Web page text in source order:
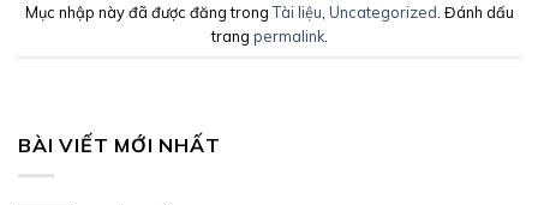
Mục nhập này đã được đăng trongTài liệu Uncategorized . Đánh dấu
trang permalink.
BÀI VIẾT MỚI NHẤT